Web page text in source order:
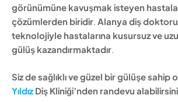
görünümüne kavuşmak isteyen
çözümlerden biridir. Alanya diş doktoru
teknolojiyle hastalarına kusursuz ve
gülüş kazandırmaktadır.
Siz de sağlıklı ve güzel bir gülüşe sahip
Yıldız Diş Kliniği’nden randevu